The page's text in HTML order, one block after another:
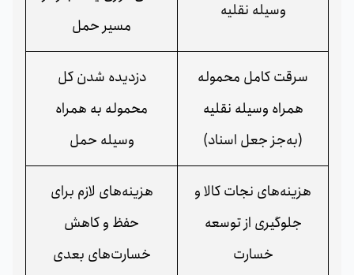
وسیله نقلیه
مسیر حمل
سرقت کامل محموله
همراه وسیله نقلیه
(به‌جز جعل اسناد)
دزدیده شدن کل
محموله به همراه
وسیله حمل
هزینه‌های نجات کالا و
جلوگیری از توسعه
خسارت
هزینه‌های لازم برای
حفظ و کاهش
خسارت‌های بعدی